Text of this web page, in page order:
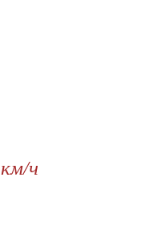
км/ч